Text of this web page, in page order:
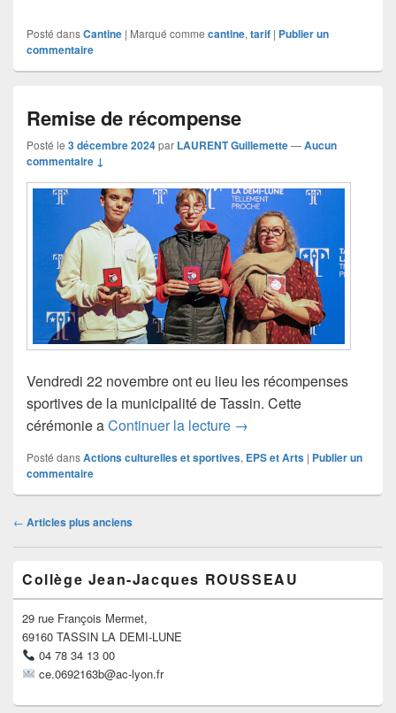
Posté dansCantine | Marqué comme cantine, tarif | Publier un
commentaire
Remise de récompense
Posté le 3 décembre 2024par LAURENT Guillemette—Aucun
commentaire ↓
Vendredi 22 novembre ont eu lieu les récompenses
sportives de la municipalité de Tassin. Cette
cérémonie aContinuer la lecture Remise de récompense
→
Posté dansActions culturelles et sportives, EPS et Arts | Publier un
commentaire
Navigation
articles
← Articles plus anciens
principale
de
widget
pour
barre
latérale
Collège Jean-Jacques ROUSSEAU
29 rue François Mermet,
69160 TASSIN LA DEMI-LUNE
04 78 34 13 00
ce.0692163b@ac-lyon.fr